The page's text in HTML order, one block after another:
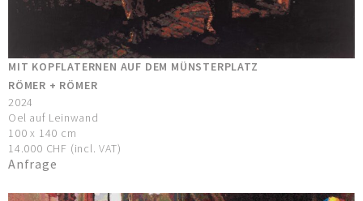
MIT KOPFLATERNEN AUF DEM MÜNSTERPLATZ
RÖMER + RÖMER
2024
Oel auf Leinwand
100 x 140 cm
14.000 CHF (incl. VAT)
Anfrage